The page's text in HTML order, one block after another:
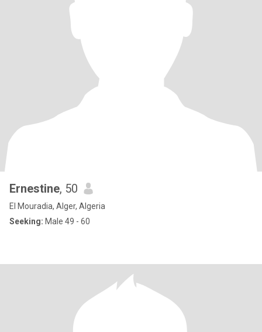
Ernestine, 50
El Mouradia, Alger, Algeria
Seeking: Male 49 - 60